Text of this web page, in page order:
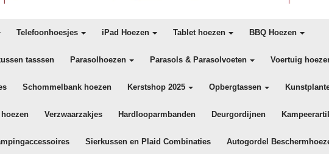
Telefoonhoesjes iPad Hoezen Tablet hoezen BBQ Hoezen
tasssen Parasolhoezen Parasols & Parasolvoeten Voertuig
Schommelbank hoezen Kerstshop 2025 Opbergtassen
Verzwaarzakjes Hardlooparmbanden Deurgordijnen
Sierkussen en Plaid Combinaties Autogordel